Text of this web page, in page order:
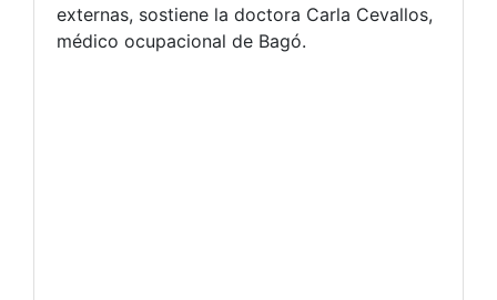
externas, sostiene la doctora Carla Cevallos,
médico ocupacional de Bagó.